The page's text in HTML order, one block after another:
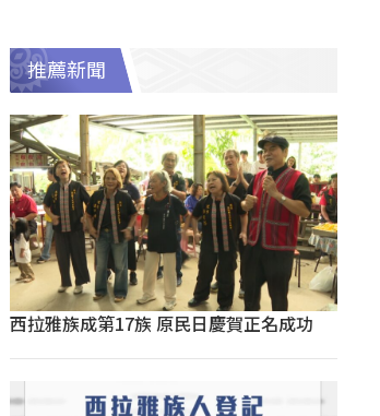
推薦新聞
西拉雅族成第17族 原民日慶賀正名成功